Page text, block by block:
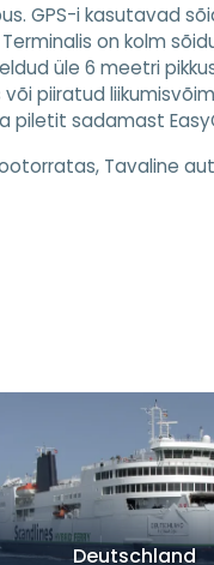
GPS-i kasutavad
on kolm
üle 6 meetri
piiratud
piletit sadamast
Tavaline
Deutschland